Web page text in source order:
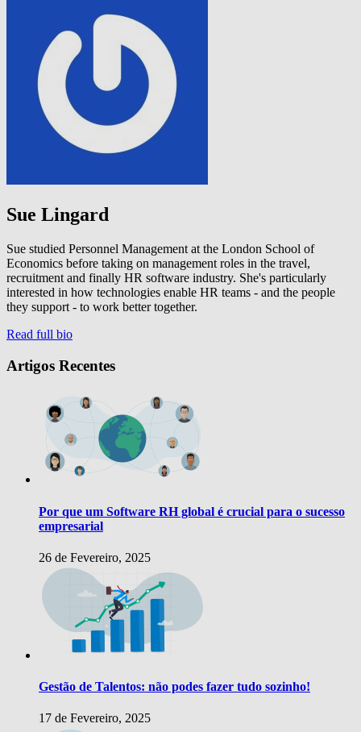
Sue Lingard
Sue studied Personnel Management at the London School of
Economics before taking on management roles in the travel,
recruitment and finally HR software industry. She's particularly
interested in how technologies enable HR teams - and the people
they support - to work better together.
Read full bio
Artigos Recentes
Por que um Software RH global é crucial para o sucesso
empresarial
26 de Fevereiro, 2025
Gestão de Talentos: não podes fazer tudo sozinho!
17 de Fevereiro, 2025